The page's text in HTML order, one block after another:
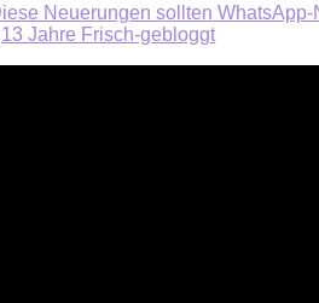
Neuerungen sollten WhatsApp-
13 Jahre Frisch-gebloggt